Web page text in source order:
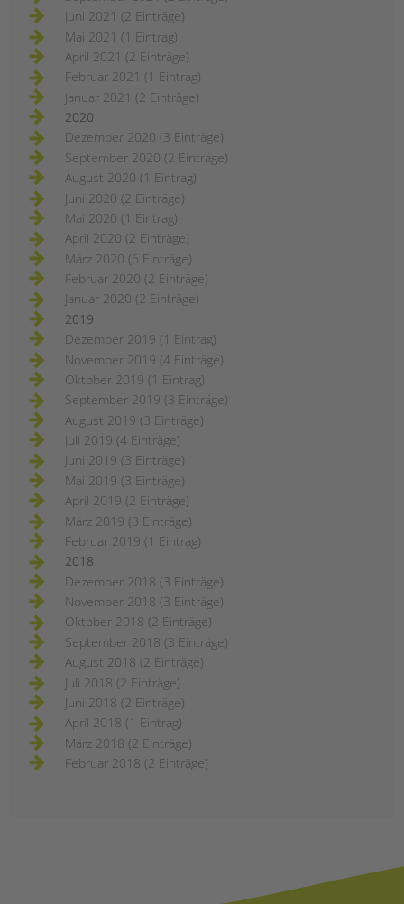
Juni 2021 (2 Einträge)
Mai 2021 (1 Eintrag)
April 2021 (2 Einträge)
Februar 2021 (1 Eintrag)
Januar 2021 (2 Einträge)
2020
Dezember 2020 (3 Einträge)
September 2020 (2 Einträge)
August 2020 (1 Eintrag)
Juni 2020 (2 Einträge)
Mai 2020 (1 Eintrag)
April 2020 (2 Einträge)
März 2020 (6 Einträge)
Februar 2020 (2 Einträge)
Januar 2020 (2 Einträge)
2019
Dezember 2019 (1 Eintrag)
November 2019 (4 Einträge)
Oktober 2019 (1 Eintrag)
September 2019 (3 Einträge)
August 2019 (3 Einträge)
Juli 2019 (4 Einträge)
Juni 2019 (3 Einträge)
Mai 2019 (3 Einträge)
April 2019 (2 Einträge)
März 2019 (3 Einträge)
Februar 2019 (1 Eintrag)
2018
Dezember 2018 (3 Einträge)
November 2018 (3 Einträge)
Oktober 2018 (2 Einträge)
September 2018 (3 Einträge)
August 2018 (2 Einträge)
Juli 2018 (2 Einträge)
Juni 2018 (2 Einträge)
April 2018 (1 Eintrag)
März 2018 (2 Einträge)
Februar 2018 (2 Einträge)